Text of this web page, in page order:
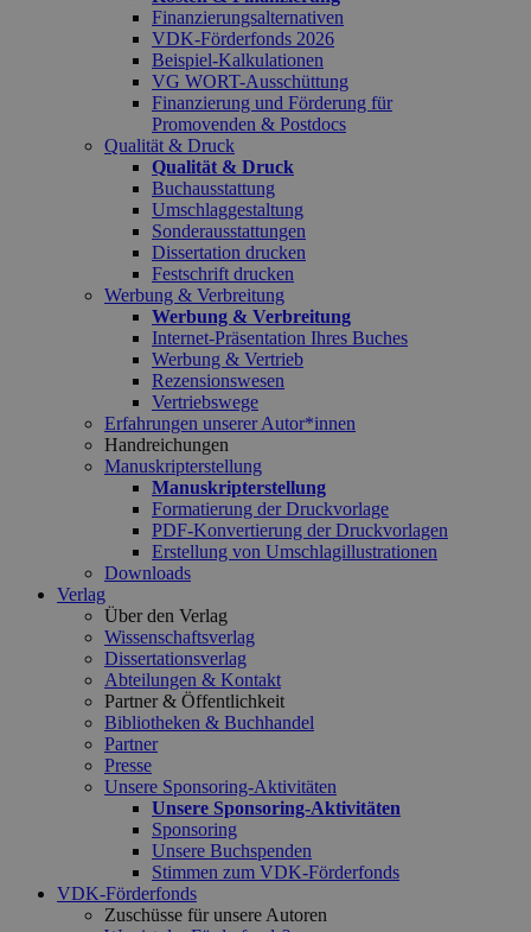
Finanzierungsalternativen
VDK-Förderfonds 2026
Beispiel-Kalkulationen
VG WORT-Ausschüttung
Finanzierung und Förderung für
Promovenden & Postdocs
Qualität & Druck
Qualität & Druck
Buchausstattung
Umschlaggestaltung
Sonderausstattungen
Dissertation drucken
Festschrift drucken
Werbung & Verbreitung
Werbung & Verbreitung
Internet-Präsentation Ihres Buches
Werbung & Vertrieb
Rezensionswesen
Vertriebswege
Erfahrungen unserer Autor*innen
Handreichungen
Manuskripterstellung
Manuskripterstellung
Formatierung der Druckvorlage
PDF-Konvertierung der Druckvorlagen
Erstellung von Umschlagillustrationen
Downloads
Verlag
Über den Verlag
Wissenschaftsverlag
Dissertationsverlag
Abteilungen & Kontakt
Partner & Öffentlichkeit
Bibliotheken & Buchhandel
Partner
Presse
Unsere Sponsoring-Aktivitäten
Unsere Sponsoring-Aktivitäten
Sponsoring
Unsere Buchspenden
Stimmen zum VDK-Förderfonds
VDK-Förderfonds
Zuschüsse für unsere Autoren